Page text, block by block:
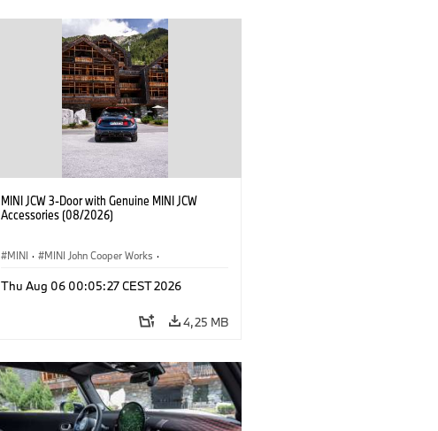
MINI JCW 3-Door with Genuine MINI JCW
Accessories (08/2026)
MINI · MINI John Cooper Works ·
Doplňky na přání, příslušenství
Thu Aug 06 00:05:27 CEST 2026
4,25 MB